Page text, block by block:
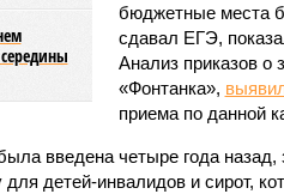
бюджетные места
сдавал ЕГЭ,
Анализ приказов о
«Фонтанка»,
приема по данной
введена четыре года
для детей-инвалидов и сирот,